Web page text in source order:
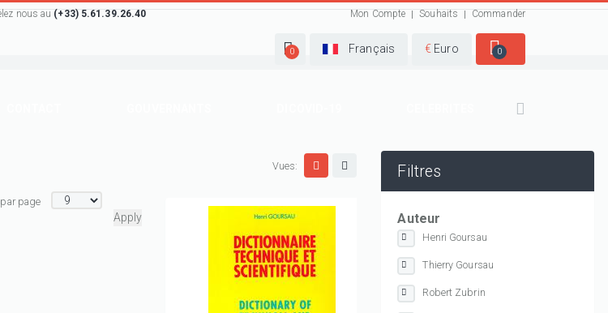
nous au (+33) 5.61.39.26.40 Mon Compte Souhaits Commander
0 Français € Euro 0
page
Vues: Filtres
Auteur
Henri Goursau
Thierry Goursau
Robert Zubrin